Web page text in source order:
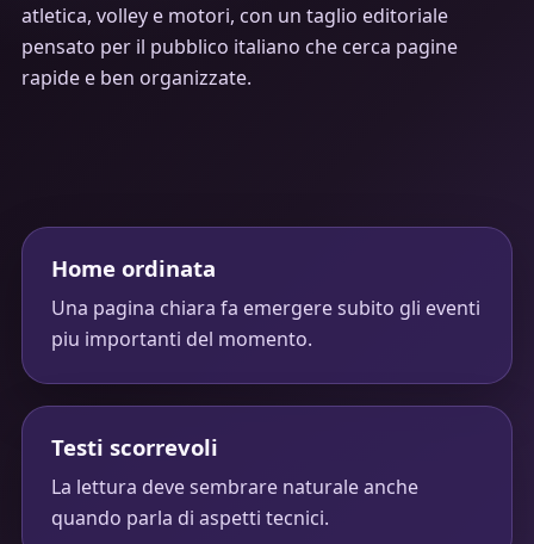
atletica, volley e motori, con un taglio editoriale
pensato per il pubblico italiano che cerca pagine
rapide e ben organizzate.
Home ordinata
Una pagina chiara fa emergere subito gli eventi
piu importanti del momento.
Testi scorrevoli
La lettura deve sembrare naturale anche
quando parla di aspetti tecnici.